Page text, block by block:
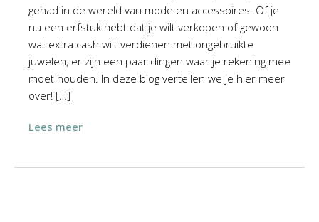
gehad in de wereld van mode en accessoires. Of je
nu een erfstuk hebt dat je wilt verkopen of gewoon
wat extra cash wilt verdienen met ongebruikte
juwelen, er zijn een paar dingen waar je rekening mee
moet houden. In deze blog vertellen we je hier meer
over! […]
Lees meer